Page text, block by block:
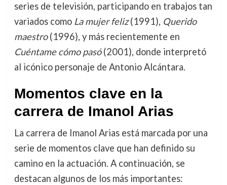
series de televisión, participando en trabajos tan
variados como La mujer feliz(1991), Querido
maestro(1996), y más recientemente en
Cuéntame cómo pasó(2001), donde interpretó
al icónico personaje de Antonio Alcántara.
Momentos clave en la
carrera de Imanol Arias
La carrera de Imanol Arias está marcada por una
serie de momentos clave que han definido su
camino en la actuación. A continuación, se
destacan algunos de los más importantes: